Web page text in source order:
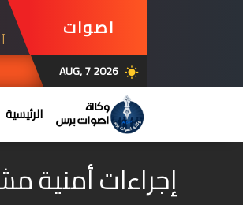
اصوات
برس
wb_sunny
AUG, 7 2026
الرئيسية
إجراءات أمنية